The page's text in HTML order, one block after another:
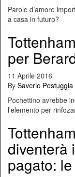
Parole d’amore
a casa in futuro?
per
11 Aprile 2016
By Saverio Pestuggia
Pochettino avrebbe
l’elemento per
diventerà
pagato: